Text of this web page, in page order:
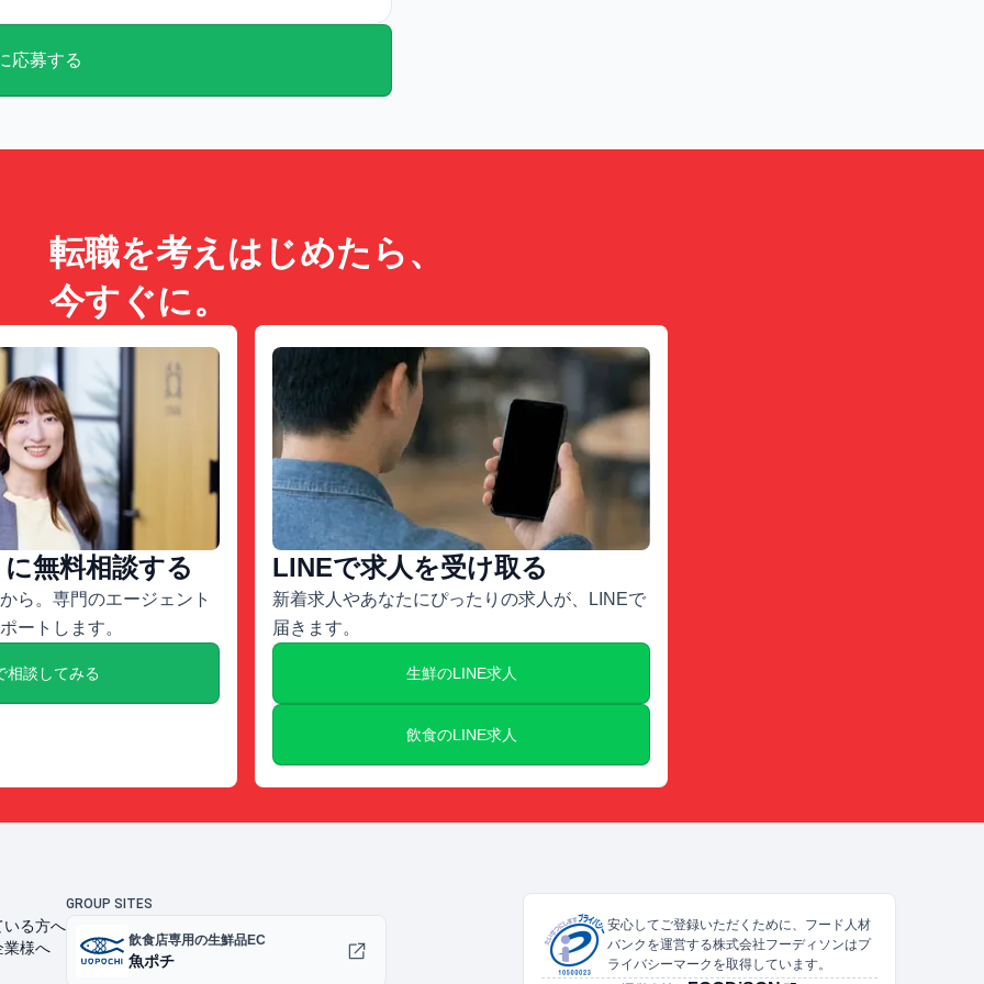
応募する
転職を考えはじめたら、
今すぐに。
無料相談する
ら。専門のエージェント
ートします。
相談してみる
LINEで求人を受け取る
新着求人やあなたにぴったりの求人が、LINEで
届きます。
生鮮のLINE求人
飲食のLINE求人
いる方へ
業様へ
GROUP SITES
飲食店専用の生鮮品EC
魚ポチ
安心してご登録いただくために、フード人材
バンクを運営する株式会社フーディソンはプ
ライバシーマークを取得しています。